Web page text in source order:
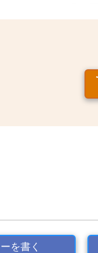
を書く